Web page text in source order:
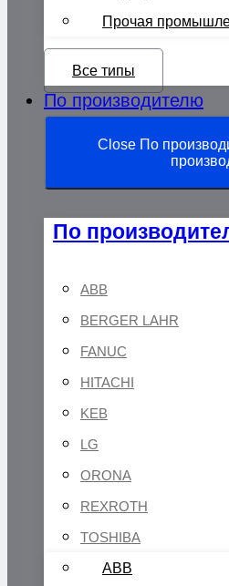
Прочая
Все типы
По производителю
Close По
По
ABB
BERGER LAHR
FANUC
HITACHI
KEB
LG
ORONA
REXROTH
TOSHIBA
ABB